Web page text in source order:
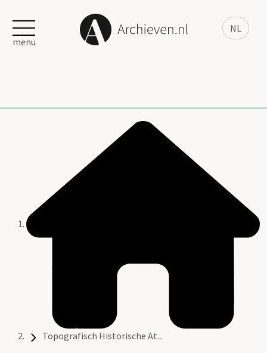
NL
menu
Topografisch Historische At...